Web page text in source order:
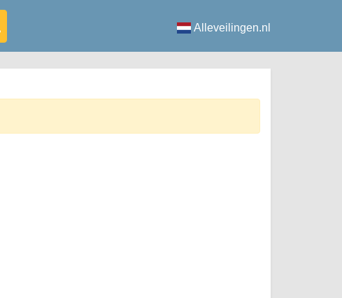
Alleveilingen.nl